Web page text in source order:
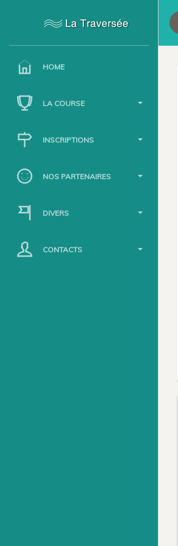
HOME
LA COURSE
INSCRIPTIONS
NOS PARTENAIRES
DIVERS
CONTACTS